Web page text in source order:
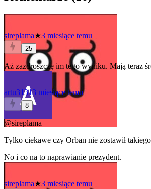
sireplama★3 miesiące temu
25
Aż zazdroszczę im tego wyniku. Mają teraz
artu31313 miesiące temu
8
@sireplama
Tylko ciekawe czy Orban nie zostawił
No i co na to naprawianie prezydent.
sireplama★3 miesiące temu